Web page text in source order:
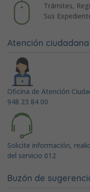
Trámites,
Sus
Atención ciudadana
Oficina de Atención
948 23 84 00
Solicite información,
del servicio 012
Buzón de